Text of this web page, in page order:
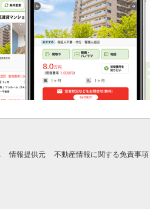
情報提供元 不動産情報に関する免責事項